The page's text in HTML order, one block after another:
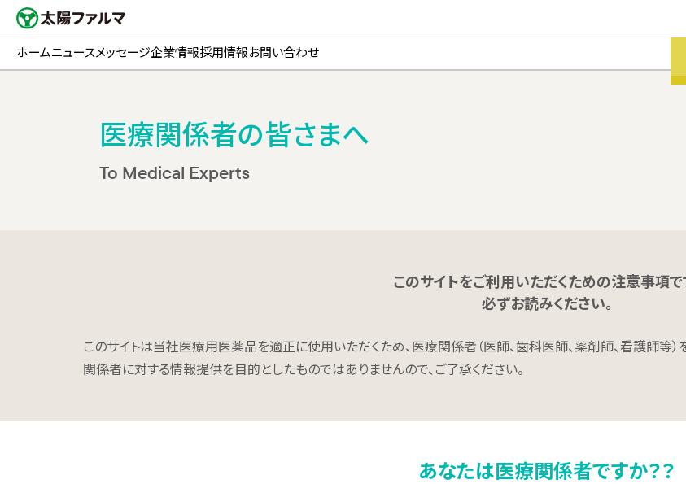
ホームニュースメッセージ企業情報採用情報お問い合わせ
医療関係者の皆さまへ
To Medical Experts
このサイトをご利用いただくための注意事項で
必ずお読みください。
このサイトは当社医療用医薬品を適正に使用いただくため、医療関係者（医師、歯科医師、薬剤師、看護師等
関係者に対する情報提供を目的としたものではありませんので、ご了承ください。
あなたは医療関係者ですか？？